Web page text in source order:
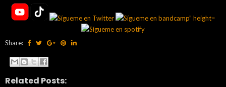
Share:
Related Posts: